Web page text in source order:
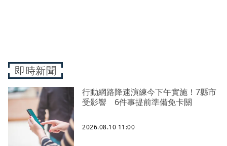
即時新聞
行動網路降速演練今下午實施！7縣市
受影響 6件事提前準備免卡關
2026.08.10 11:00